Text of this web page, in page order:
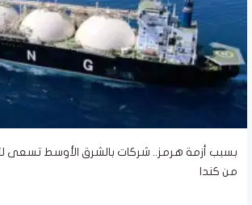
بسبب أزمة هرمز.. شركات بالشرق الأوسط تسعى
من كندا